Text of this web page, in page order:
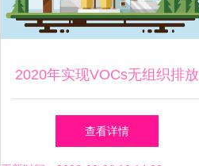
2020年实现VOCs无组织排放
治理目标的关键路径
查看详情